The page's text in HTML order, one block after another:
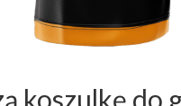
koszulkę do